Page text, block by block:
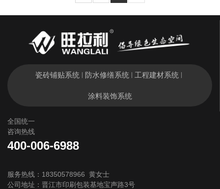
瓷砖铺贴系统 防水修缮系统 工程建材系统
涂料装饰系统
全国统一
咨询热线
400-006-6988
服务热线：18350578966 黄女士
公司地址：晋江市印刷包装基地宝声路3号